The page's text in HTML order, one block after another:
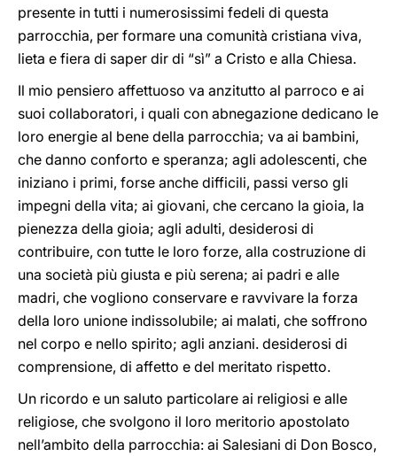
presente in tutti i numerosissimi fedeli di questa
parrocchia, per formare una comunità cristiana viva,
lieta e fiera di saper dir di “sì” a Cristo e alla Chiesa.
Il mio pensiero affettuoso va anzitutto al parroco e ai
suoi collaboratori, i quali con abnegazione dedicano le
loro energie al bene della parrocchia; va ai bambini,
che danno conforto e speranza; agli adolescenti, che
iniziano i primi, forse anche difficili, passi verso gli
impegni della vita; ai giovani, che cercano la gioia, la
pienezza della gioia; agli adulti, desiderosi di
contribuire, con tutte le loro forze, alla costruzione di
una società più giusta e più serena; ai padri e alle
madri, che vogliono conservare e ravvivare la forza
della loro unione indissolubile; ai malati, che soffrono
nel corpo e nello spirito; agli anziani. desiderosi di
comprensione, di affetto e del meritato rispetto.
Un ricordo e un saluto particolare ai religiosi e alle
religiose, che svolgono il loro meritorio apostolato
nell’ambito della parrocchia: ai Salesiani di Don Bosco,